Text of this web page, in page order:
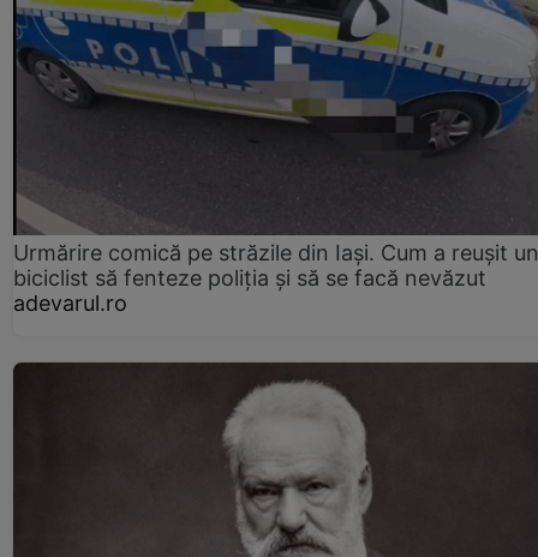
Urmărire comică pe străzile din Iași. Cum a reușit un
biciclist să fenteze poliția și să se facă nevăzut
adevarul.ro